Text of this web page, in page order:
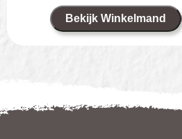
Bekijk Winkelmand